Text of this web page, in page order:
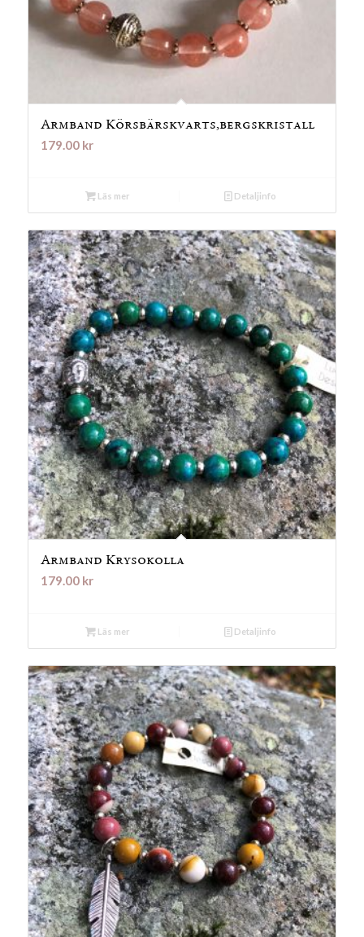
Armband Körsbärskvarts,bergskristall
179.00 kr
Läs mer Detaljinfo
Armband Krysokolla
179.00 kr
Läs mer Detaljinfo